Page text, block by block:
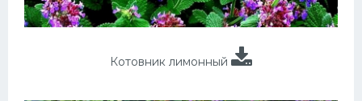
Котовник лимонный